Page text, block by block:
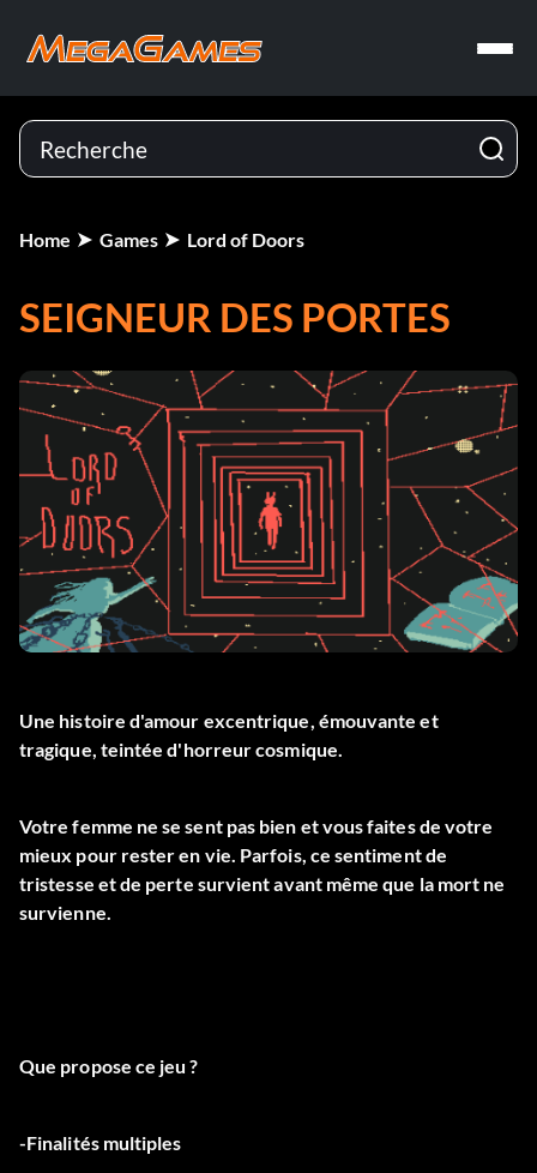
Home Games Lord of Doors
SEIGNEUR DES PORTES
Une histoire d'amour excentrique, émouvante et
tragique, teintée d'horreur cosmique.
Votre femme ne se sent pas bien et vous faites de votre
mieux pour rester en vie. Parfois, ce sentiment de
tristesse et de perte survient avant même que la mort ne
survienne.
Que propose ce jeu ?
-Finalités multiples